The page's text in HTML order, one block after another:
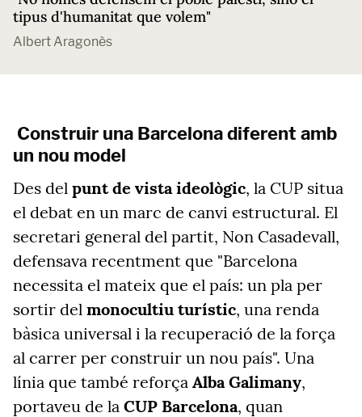
tipus d'humanitat que volem"
Albert Aragonès
Construir una Barcelona diferent amb
un nou model
Des del punt de vista ideològic, la CUP situa
el debat en un marc de canvi estructural. El
secretari general del partit, Non Casadevall,
defensava recentment que "Barcelona
necessita el mateix que el país: un pla per
sortir del monocultiu turístic, una renda
bàsica universal i la recuperació de la força
al carrer per construir un nou país". Una
línia que també reforça Alba Galimany,
portaveu de la CUP Barcelona, quan